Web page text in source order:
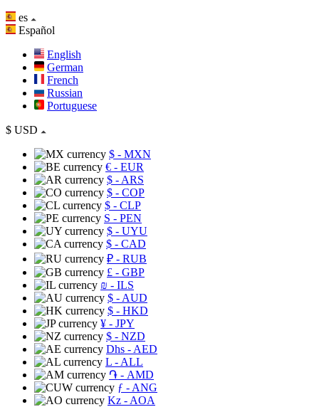
es
Español
English
German
French
Russian
Portuguese
$ USD
$ - MXN
€ - EUR
$ - ARS
$ - COP
$ - CLP
S - PEN
$ - UYU
$ - CAD
₽ - RUB
£ - GBP
₪ - ILS
$ - AUD
$ - HKD
¥ - JPY
$ - NZD
Dhs - AED
L - ALL
֏ - AMD
ƒ - ANG
Kz - AOA